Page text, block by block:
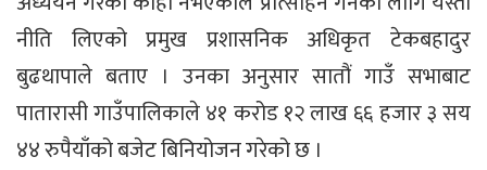
नीति लिएको प्रमुख प्रशासनिक अधिकृत टेकबहादुर
बुढथापाले बताए । उनका अनुसार सातौं गाउँ सभाबाट
पातारासी गाउँपालिकाले ४१ करोड १२ लाख ६६ हजार ३ सय
४४ रुपैयाँको बजेट बिनियोजन गरेको छ ।